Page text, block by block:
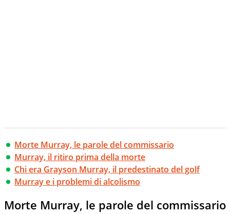
Morte Murray, le parole del commissario
Murray, il ritiro prima della morte
Chi era Grayson Murray, il predestinato del golf
Murray e i problemi di alcolismo
Morte Murray, le parole del commissario